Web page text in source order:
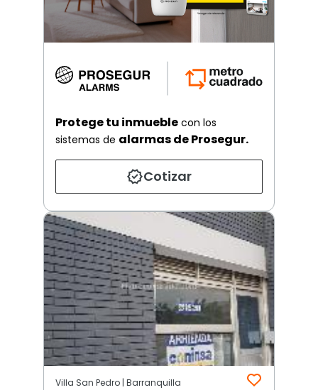
Protege tu inmueble con los
sistemas de alarmas de Prosegur.
Cotizar
Villa San Pedro | Barranquilla